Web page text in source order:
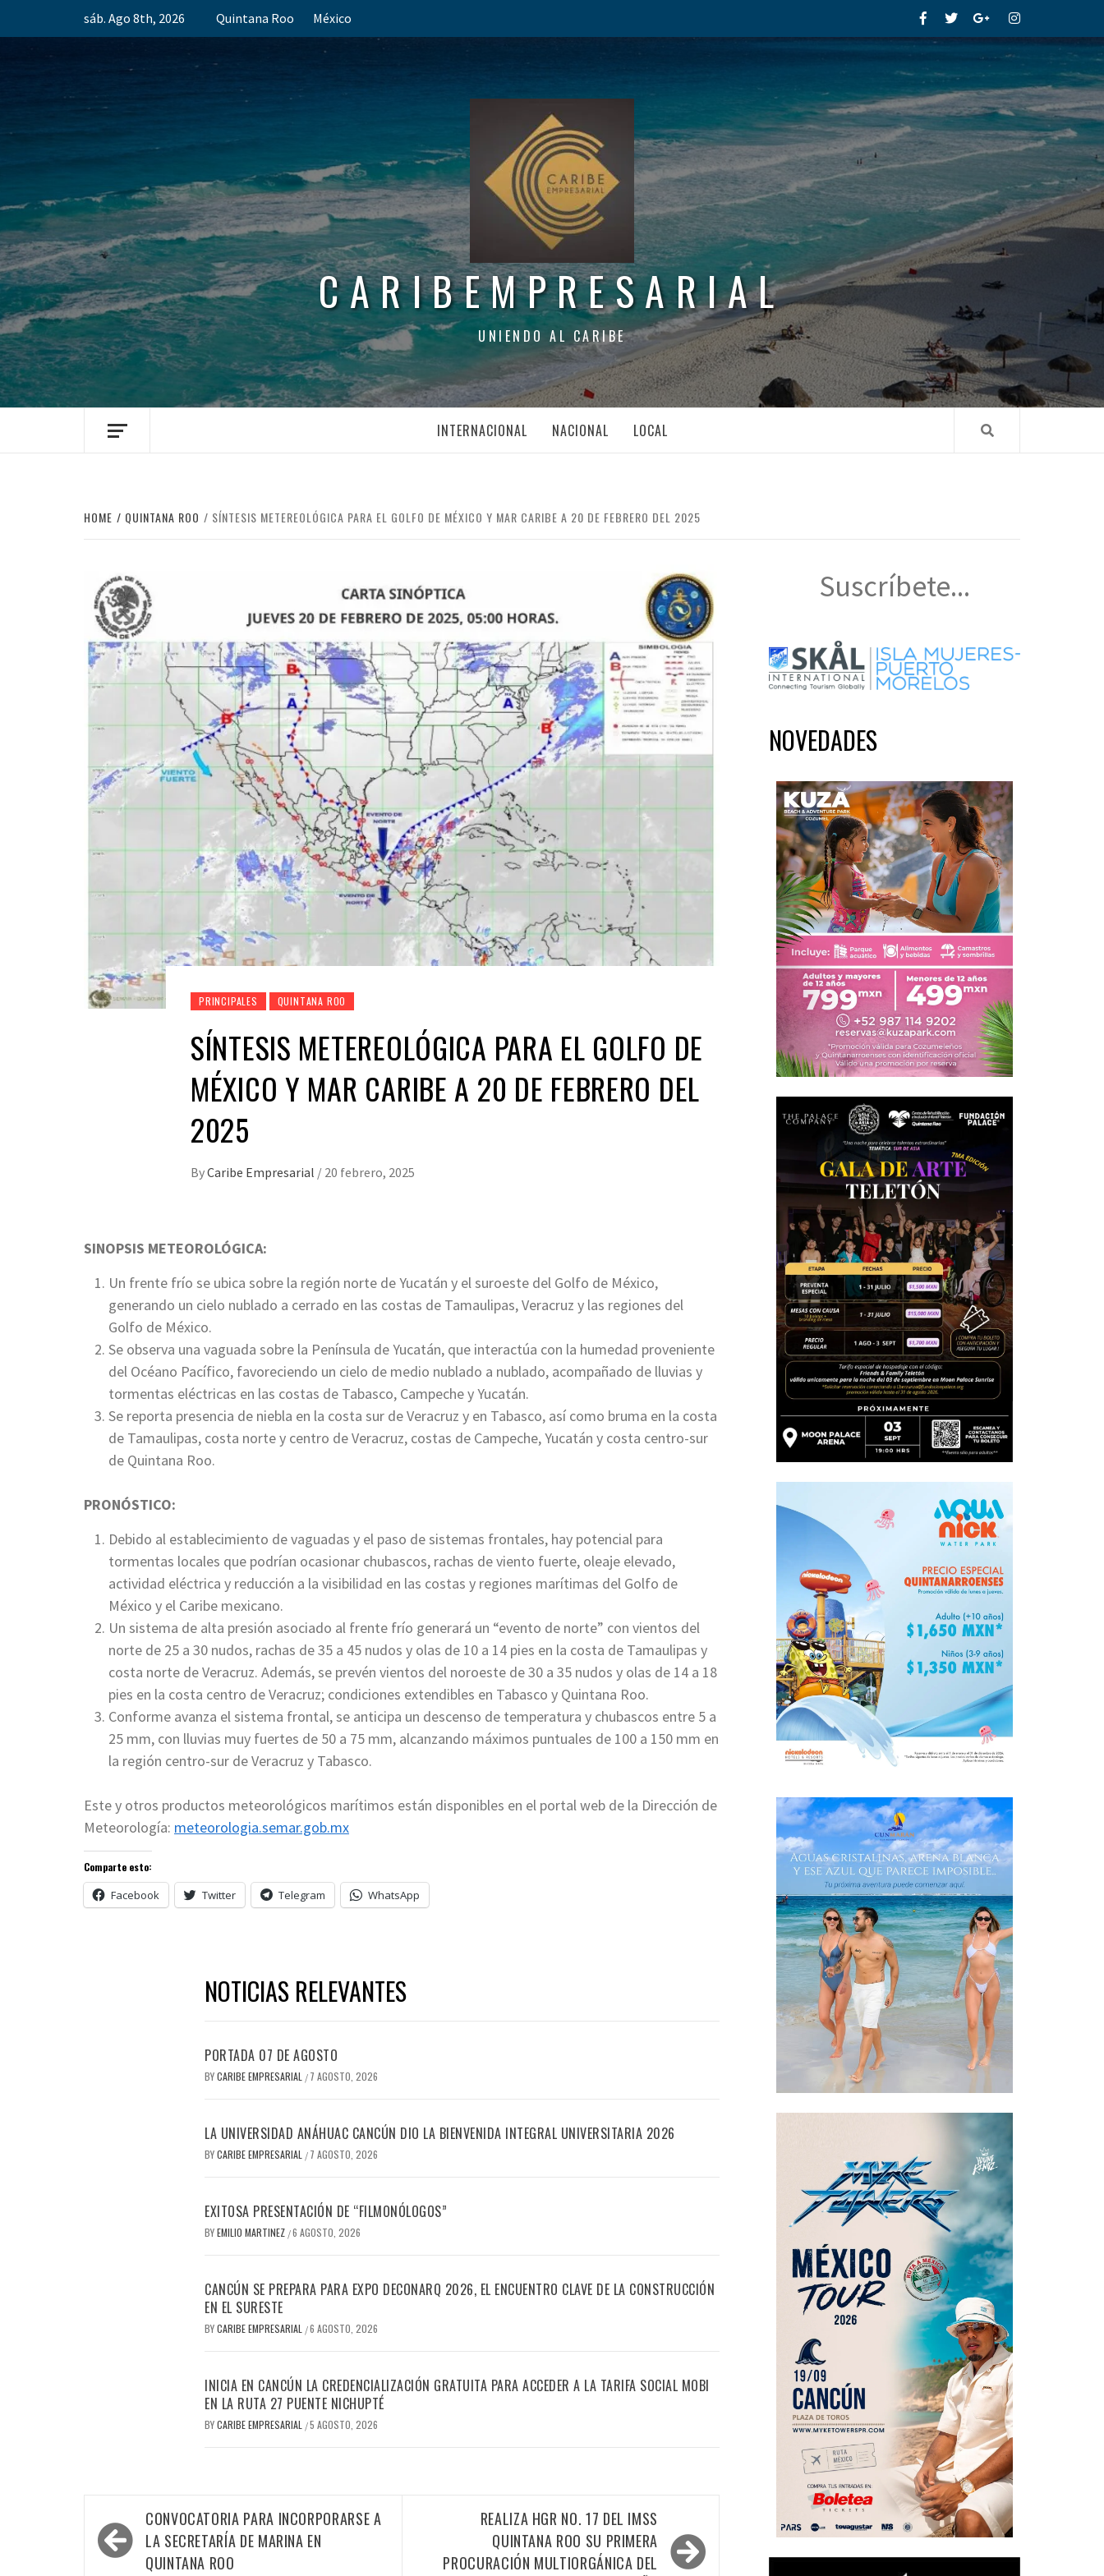
sáb. Ago 8th, 2026 Quintana Roo México FacebookTwitterGoogle+Instagram
CARIBEMPRESARIAL
UNIENDO AL CARIBE
INTERNACIONAL NACIONAL LOCAL
HOME QUINTANA ROO SÍNTESIS METEREOLÓGICA PARA EL GOLFO DE MÉXICO Y MAR CARIBE A 20 DE FEBRERO DEL 2025
PRINCIPALES QUINTANA ROO
SÍNTESIS METEREOLÓGICA PARA EL GOLFO DE
MÉXICO Y MAR CARIBE A 20 DE FEBRERO DEL
2025
ByCaribe Empresarial / 20 febrero, 2025
SINOPSIS METEOROLÓGICA:
Un frente frío se ubica sobre la región norte de Yucatán y el suroeste del Golfo de México,
generando un cielo nublado a cerrado en las costas de Tamaulipas, Veracruz y las regiones del
Golfo de México.
Se observa una vaguada sobre la Península de Yucatán, que interactúa con la humedad proveniente
del Océano Pacífico, favoreciendo un cielo de medio nublado a nublado, acompañado de lluvias y
tormentas eléctricas en las costas de Tabasco, Campeche y Yucatán.
Se reporta presencia de niebla en la costa sur de Veracruz y en Tabasco, así como bruma en la costa
de Tamaulipas, costa norte y centro de Veracruz, costas de Campeche, Yucatán y costa centro-sur
de Quintana Roo.
PRONÓSTICO:
Debido al establecimiento de vaguadas y el paso de sistemas frontales, hay potencial para
tormentas locales que podrían ocasionar chubascos, rachas de viento fuerte, oleaje elevado,
actividad eléctrica y reducción a la visibilidad en las costas y regiones marítimas del Golfo de
México y el Caribe mexicano.
Un sistema de alta presión asociado al frente frío generará un “evento de norte” con vientos del
norte de 25 a 30 nudos, rachas de 35 a 45 nudos y olas de 10 a 14 pies en la costa de Tamaulipas y
costa norte de Veracruz. Además, se prevén vientos del noroeste de 30 a 35 nudos y olas de 14 a 18
pies en la costa centro de Veracruz; condiciones extendibles en Tabasco y Quintana Roo.
Conforme avanza el sistema frontal, se anticipa un descenso de temperatura y chubascos entre 5 a
25 mm, con lluvias muy fuertes de 50 a 75 mm, alcanzando máximos puntuales de 100 a 150 mm en
la región centro-sur de Veracruz y Tabasco.
Este y otros productos meteorológicos marítimos están disponibles en el portal web de la Dirección de
Meteorología: meteorologia.semar.gob.mx
Comparte esto:
Facebook Twitter Telegram WhatsApp
NOTICIAS RELEVANTES
PORTADA 07 DE AGOSTO
BYCARIBE EMPRESARIAL / 7 AGOSTO, 2026
LA UNIVERSIDAD ANÁHUAC CANCÚN DIO LA BIENVENIDA INTEGRAL UNIVERSITARIA 2026
BYCARIBE EMPRESARIAL / 7 AGOSTO, 2026
EXITOSA PRESENTACIÓN DE “FILMONÓLOGOS”
BYEMILIO MARTINEZ /6 AGOSTO, 2026
CANCÚN SE PREPARA PARA EXPO DECONARQ 2026, EL ENCUENTRO CLAVE DE LA CONSTRUCCIÓN
EN EL SURESTE
BYCARIBE EMPRESARIAL /6 AGOSTO, 2026
INICIA EN CANCÚN LA CREDENCIALIZACIÓN GRATUITA PARA ACCEDER A LA TARIFA SOCIAL MOBI
EN LA RUTA 27 PUENTE NICHUPTÉ
BYCARIBE EMPRESARIAL /5 AGOSTO, 2026
Navegación
de
CONVOCATORIA PARA INCORPORARSE A
LA SECRETARÍA DE MARINA EN
QUINTANA ROO
REALIZA HGR NO. 17 DEL IMSS
QUINTANA ROO SU PRIMERA
PROCURACIÓN MULTIORGÁNICA DEL
Suscríbete...
NOVEDADES